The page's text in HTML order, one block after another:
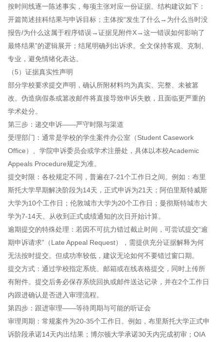
按时间线逐一陈述事实，每项主张对应一份证据。结构建议如下：
开篇简述挂科结果与申诉目标；主体按“发生了什么→为什么当时没
报告/为什么这属于程序错误→证据见附件X→这一错误如何影响了
最终结果”的逻辑展开；结尾明确列出诉求。全文保持客观、克制、
专业，避免情绪化表达。
（5）证据真实性声明
部分学校要求提交声明，确认所附材料均为真实、完整、未被篡
改。伪造病假条或篡改邮件将直接导致申诉失败，且面临更严重的
学术处分。
第三步：递交申诉——严守时限与渠道
受理部门：通常是学校的学生案件办公室（Student Casework
Office）、学院申诉委员会或学术注册处，具体以本校Academic
Appeals Procedure规定为准。
提交时限：各校规定不同，普遍在7-21个工作日之间。例如：布里
斯托大学早期解决阶段为14天，正式申诉为21天；阿伯里斯特威斯
大学为10个工作日；伦敦城市大学为20个工作日；曼彻斯特城市大
学为7-14天。从收到正式成绩通知的次日开始计算。
逾期提交的特殊处理：若因不可抗力错过截止时间，可尝试提交“逾
期申诉请求”（Late Appeal Request），需提供充分证据解释为何
无法按时提交。但成功率较低，建议无论如何不要错过窗口期。
提交方式：通过学校指定系统、邮箱或在线表格提交，同时上传所
有附件。提交后务必保存系统回执或邮件送达记录，并在2个工作日
内跟进确认是否进入审理流程。
第四步：跟进审理——等待周期与可能的听证会
审理周期：常规案件为20-35个工作日。例如，布里斯托大学正式申
诉阶段承诺14天内出结果；博尔顿大学承诺30天内完成初审；OIA